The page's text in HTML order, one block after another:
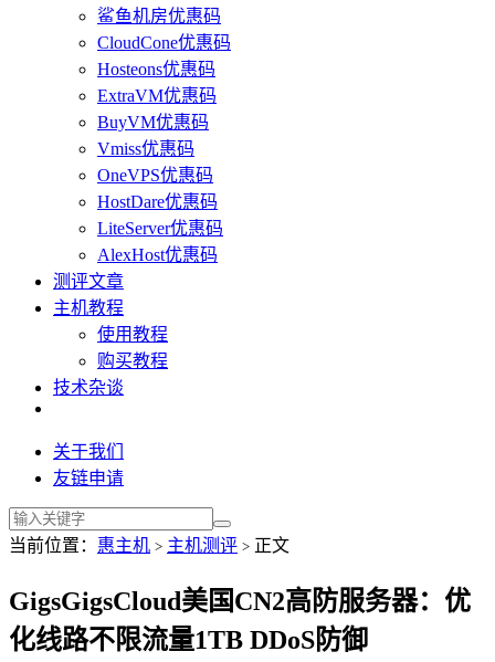
鲨鱼机房优惠码
CloudCone优惠码
Hosteons优惠码
ExtraVM优惠码
BuyVM优惠码
Vmiss优惠码
OneVPS优惠码
HostDare优惠码
LiteServer优惠码
AlexHost优惠码
测评文章
主机教程
使用教程
购买教程
技术杂谈
关于我们
友链申请
当前位置： 惠主机 > 主机测评 > 正文
GigsGigsCloud美国CN2高防服务器：优
化线路不限流量1TB DDoS防御